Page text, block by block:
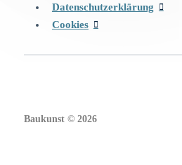
Datenschutzerklärung
Cookies
Baukunst © 2026